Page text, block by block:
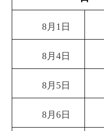
8月1日
8月4日
8月5日
8月6日